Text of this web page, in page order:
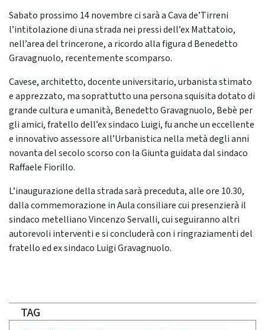
Sabato prossimo 14 novembre ci sarà a Cava de’Tirreni
l’intitolazione di una strada nei pressi dell’ex Mattatoio,
nell’area del trincerone, a ricordo alla figura d Benedetto
Gravagnuolo, recentemente scomparso.
Cavese, architetto, docente universitario, urbanista stimato
e apprezzato, ma soprattutto una persona squisita dotato di
grande cultura e umanità, Benedetto Gravagnuolo, Bebè per
gli amici, fratello dell’ex sindaco Luigi, fu anche un eccellente
e innovativo assessore all’Urbanistica nella metà degli anni
novanta del secolo scorso con la Giunta guidata dal sindaco
Raffaele Fiorillo.
L’inaugurazione della strada sarà preceduta, alle ore 10.30,
dalla commemorazione in Aula consiliare cui presenzierà il
sindaco metelliano Vincenzo Servalli, cui seguiranno altri
autorevoli interventi e si concluderà con i ringraziamenti del
fratello ed ex sindaco Luigi Gravagnuolo.
TAG